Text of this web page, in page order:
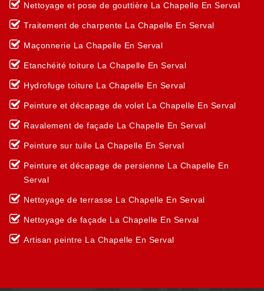
Nettoyage et pose de gouttière La Chapelle En Serval
Traitement de charpente La Chapelle En Serval
Maçonnerie La Chapelle En Serval
Etanchéité toiture La Chapelle En Serval
Hydrofuge toiture La Chapelle En Serval
Peinture et décapage de volet La Chapelle En Serval
Ravalement de façade La Chapelle En Serval
Peinture sur tuile La Chapelle En Serval
Peinture et décapage de persienne La Chapelle En
Serval
Nettoyage de terrasse La Chapelle En Serval
Nettoyage de façade La Chapelle En Serval
Artisan peintre La Chapelle En Serval